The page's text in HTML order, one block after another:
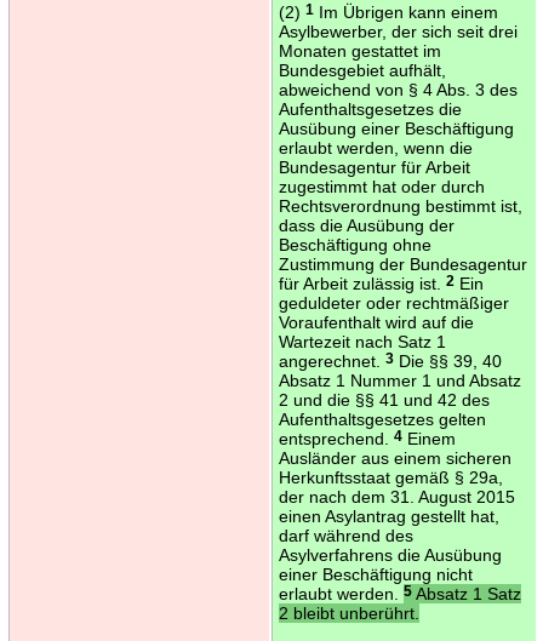
(2) 1Im Übrigen kann einem
Asylbewerber, der sich seit drei
Monaten gestattet im
Bundesgebiet aufhält,
abweichend von § 4 Abs. 3 des
Aufenthaltsgesetzes die
Ausübung einer Beschäftigung
erlaubt werden, wenn die
Bundesagentur für Arbeit
zugestimmt hat oder durch
Rechtsverordnung bestimmt ist,
dass die Ausübung der
Beschäftigung ohne
Zustimmung der Bundesagentur
für Arbeit zulässig ist.
2Ein
geduldeter oder rechtmäßiger
Voraufenthalt wird auf die
Wartezeit nach Satz 1
angerechnet.
3Die §§ 39, 40
Absatz 1 Nummer 1 und Absatz
2 und die §§ 41 und 42 des
Aufenthaltsgesetzes gelten
entsprechend.
4Einem
Ausländer aus einem sicheren
Herkunftsstaat gemäß § 29a,
der nach dem 31. August 2015
einen Asylantrag gestellt hat,
darf während des
Asylverfahrens die Ausübung
einer Beschäftigung nicht
erlaubt werden.
5Absatz 1 Satz
2 bleibt unberührt.